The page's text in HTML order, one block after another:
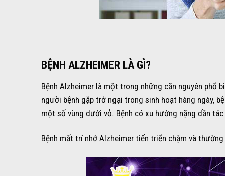
BỆNH ALZHEIMER LÀ GÌ?
Bệnh Alzheimer là một trong những căn nguyên phổ
người bệnh gặp trở ngại trong sinh hoạt hàng ngày,
một số vùng dưới vỏ. Bệnh có xu hướng nặng dần
Bệnh mất trí nhớ Alzheimer tiến triển chậm và